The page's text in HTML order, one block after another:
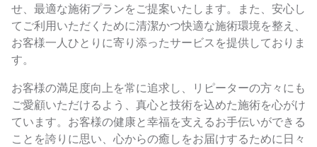
せ、最適な施術プランをご提案いたします。また、安心し
てご利用いただくために清潔かつ快適な施術環境を整え、
お客様一人ひとりに寄り添ったサービスを提供しておりま
す。
お客様の満足度向上を常に追求し、リピーターの方々にも
ご愛顧いただけるよう、真心と技術を込めた施術を心がけ
ています。お客様の健康と幸福を支えるお手伝いができる
ことを誇りに思い、心からの癒しをお届けするために日々